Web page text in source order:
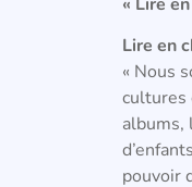
Lire en
« Nous
cultures
albums,
pouvoir